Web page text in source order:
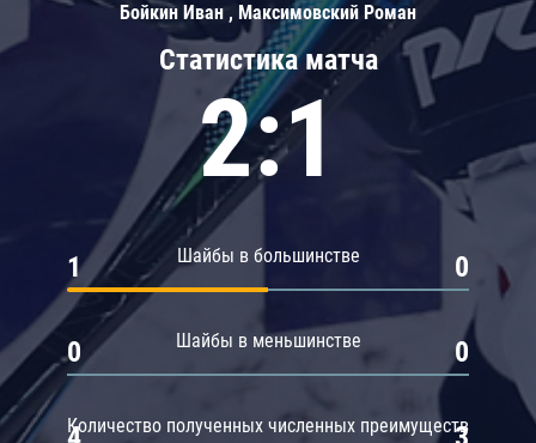
Статистика матча
2:1
Шайбы в большинстве
1 0
Шайбы в меньшинстве
0 0
Количество полученных численных преимуществ
Бойкин Иван , Максимовский Роман